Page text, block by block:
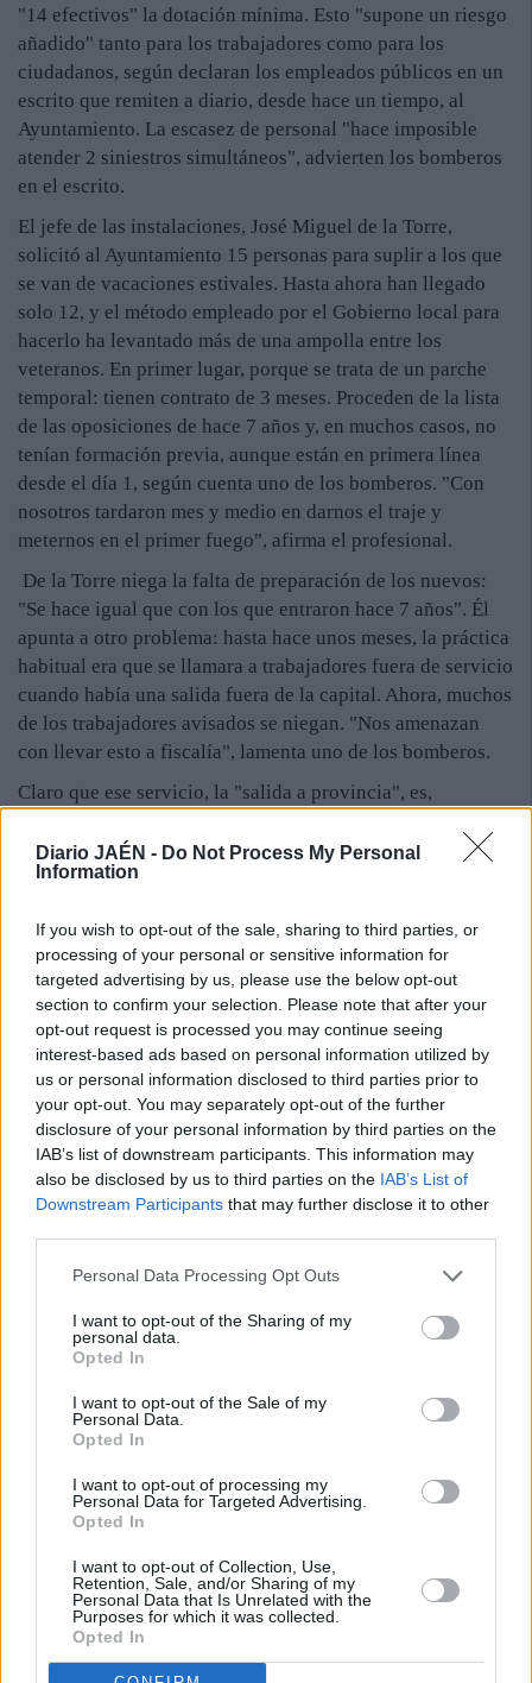
Diario JAÉN - Do Not Process My Personal
Information
If you wish to opt-out of the sale, sharing to third parties, or
processing of your personal or sensitive information for
targeted advertising by us, please use the below opt-out
section to confirm your selection. Please note that after your
opt-out request is processed you may continue seeing
interest-based ads based on personal information utilized by
us or personal information disclosed to third parties prior to
your opt-out. You may separately opt-out of the further
disclosure of your personal information by third parties on the
IAB’s list of downstream participants. This information may
also be disclosed by us to third parties on the IAB’s List of
Downstream Participants that may further disclose it to other
Personal Data Processing Opt Outs
I want to opt-out of the Sharing of my
personal data.
Opted In
I want to opt-out of the Sale of my
Personal Data.
Opted In
I want to opt-out of processing my
Personal Data for Targeted Advertising.
Opted In
I want to opt-out of Collection, Use,
Retention, Sale, and/or Sharing of my
Personal Data that Is Unrelated with the
Purposes for which it was collected.
Opted In
"14 efectivos" la dotación mínima. Esto "supone un riesgo
añadido" tanto para los trabajadores como para los
ciudadanos, según declaran los empleados públicos en un
escrito que remiten a diario, desde hace un tiempo, al
Ayuntamiento. La escasez de personal "hace imposible
atender 2 siniestros simultáneos", advierten los bomberos
en el escrito.
El jefe de las instalaciones, José Miguel de la Torre,
solicitó al Ayuntamiento 15 personas para suplir a los que
se van de vacaciones estivales. Hasta ahora han llegado
solo 12, y el método empleado por el Gobierno local para
hacerlo ha levantado más de una ampolla entre los
veteranos. En primer lugar, porque se trata de un parche
temporal: tienen contrato de 3 meses. Proceden de la lista
de las oposiciones de hace 7 años y, en muchos casos, no
tenían formación previa, aunque están en primera línea
desde el día 1, según cuenta uno de los bomberos. "Con
nosotros tardaron mes y medio en darnos el traje y
meternos en el primer fuego", afirma el profesional.
De la Torre niega la falta de preparación de los nuevos:
"Se hace igual que con los que entraron hace 7 años". Él
apunta a otro problema: hasta hace unos meses, la práctica
habitual era que se llamara a trabajadores fuera de servicio
cuando había una salida fuera de la capital. Ahora, muchos
de los trabajadores avisados se niegan. "Nos amenazan
con llevar esto a fiscalía", lamenta uno de los bomberos.
Claro que ese servicio, la "salida a provincia", es,
hace meses, que se une a las horas extra y las nocturnas.
Hasta octubre de 2013, la deuda media que se tenía con
hay unos 70 en el parque jiennense. Desde esa fecha, los
impagos se han acumulado.
El Ayuntamiento, por su parte, resalta que los "nuevos"
entran para reforzar la plantilla en verano y que están
"perfectamente cualificados" y "preparados".